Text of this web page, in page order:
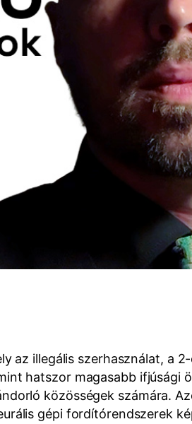
az illegális szerhasználat, a
hatszor magasabb ifjúsági
közösségek számára.
gépi fordítórendszerek